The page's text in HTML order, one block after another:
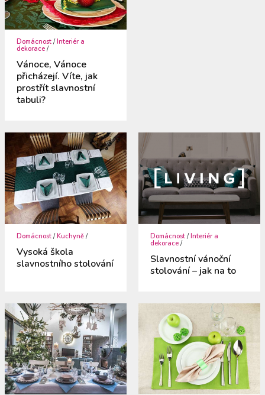
Domácnost /Interiér a
dekorace /
Vánoce, Vánoce
přicházejí. Víte, jak
prostřít slavnostní
tabuli?
Domácnost /Kuchyně /
Vysoká škola
slavnostního stolování
Domácnost /Interiér a
dekorace /
Slavnostní vánoční
stolování – jak na to